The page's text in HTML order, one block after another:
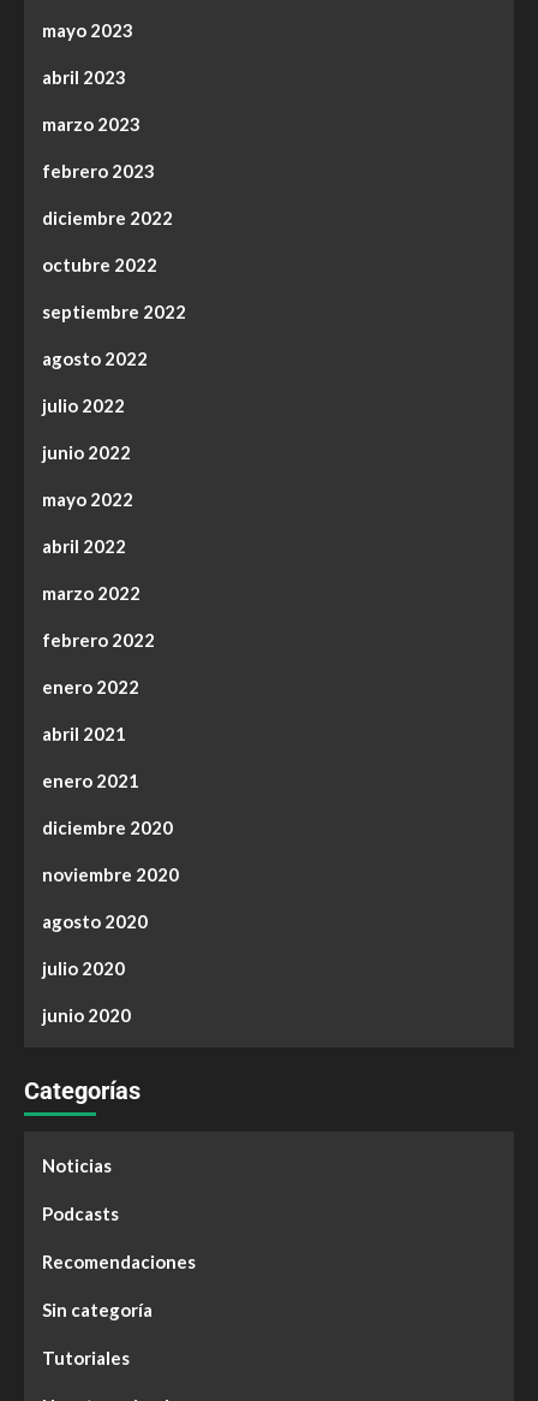
mayo 2023
abril 2023
marzo 2023
febrero 2023
diciembre 2022
octubre 2022
septiembre 2022
agosto 2022
julio 2022
junio 2022
mayo 2022
abril 2022
marzo 2022
febrero 2022
enero 2022
abril 2021
enero 2021
diciembre 2020
noviembre 2020
agosto 2020
julio 2020
junio 2020
Categorías
Noticias
Podcasts
Recomendaciones
Sin categoría
Tutoriales